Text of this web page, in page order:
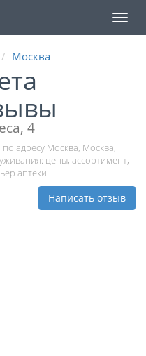
Москва
4
адресу Москва, Москва,
цены, ассортимент,
аптеки
Написать отзыв